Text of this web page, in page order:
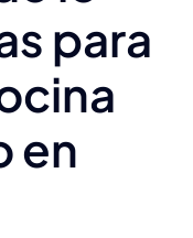
para
en